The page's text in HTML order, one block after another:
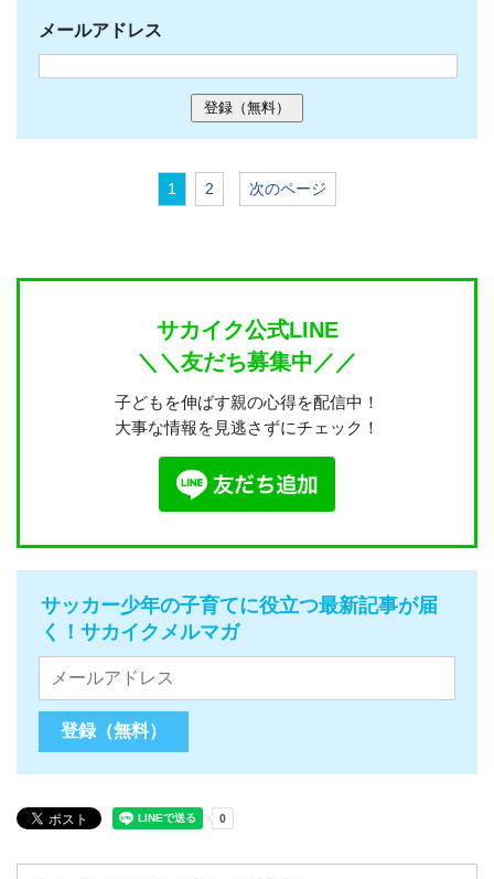
メールアドレス
1 2 次のページ
サカイク公式LINE
＼＼友だち募集中／／
子どもを伸ばす親の心得を配信中！
大事な情報を見逃さずにチェック！
サッカー少年の子育てに役立つ最新記事が届
く！サカイクメルマガ